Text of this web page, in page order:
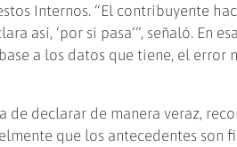
Internos. “El contribuyente
así, ‘por si pasa’”, señaló. En
a los datos que tiene, el error
declarar de manera veraz,
que los antecedentes son